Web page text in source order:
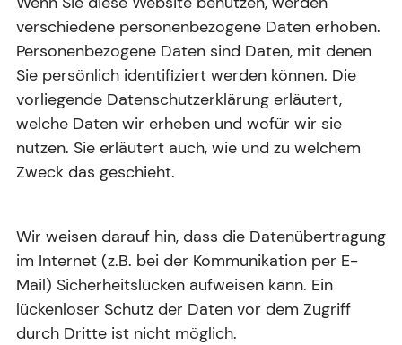
verschiedene personenbezogene Daten erhoben.
Personenbezogene Daten sind Daten, mit denen
Sie persönlich identifiziert werden können. Die
vorliegende Datenschutzerklärung erläutert,
welche Daten wir erheben und wofür wir sie
nutzen. Sie erläutert auch, wie und zu welchem
Zweck das geschieht.
Wir weisen darauf hin, dass die Datenübertragung
im Internet (z.B. bei der Kommunikation per E-
Mail) Sicherheitslücken aufweisen kann. Ein
lückenloser Schutz der Daten vor dem Zugriff
durch Dritte ist nicht möglich.